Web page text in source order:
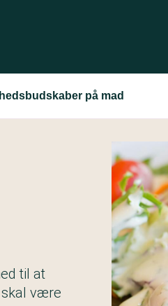
på mad
til at
skal være